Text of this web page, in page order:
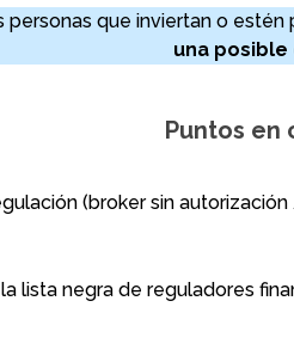
personas que inviertan o
una posible
Puntos en
(broker sin
lista negra de reguladores